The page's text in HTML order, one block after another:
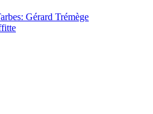
Gérard Trémège